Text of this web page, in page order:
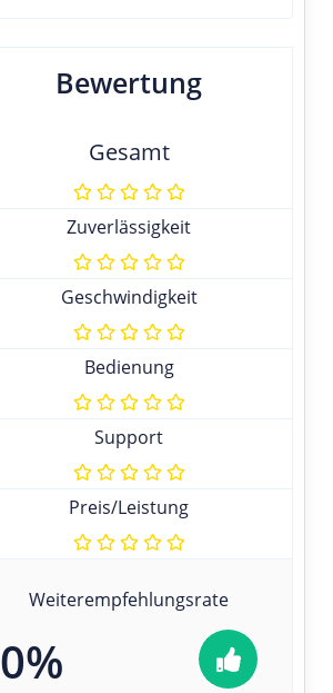
Bewertung
Gesamt
Zuverlässigkeit
Geschwindigkeit
Bedienung
Support
Preis/Leistung
Weiterempfehlungsrate
0%